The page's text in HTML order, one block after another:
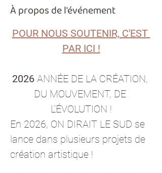
À propos de l'événement
POUR NOUS SOUTENIR, C'EST
PAR ICI !
2026 ANNÉE DE LA CRÉATION,
DU MOUVEMENT, DE
L'ÉVOLUTION !
En 2026, ON DIRAIT LE SUD se
lance dans plusieurs projets de
création artistique !